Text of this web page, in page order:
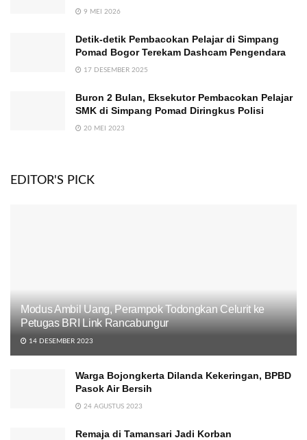
9 MEI 2026
Detik-detik Pembacokan Pelajar di Simpang
Pomad Bogor Terekam Dashcam Pengendara
17 DESEMBER 2025
Buron 2 Bulan, Eksekutor Pembacokan Pelajar
SMK di Simpang Pomad Diringkus Polisi
20 MEI 2023
EDITOR'S PICK
Modus Ambil Uang, Perampok Todongkan Celurit ke
Petugas BRI Link Rancabungur
14 DESEMBER 2023
Warga Bojongkerta Dilanda Kekeringan, BPBD
Pasok Air Bersih
24 AGUSTUS 2023
Remaja di Tamansari Jadi Korban